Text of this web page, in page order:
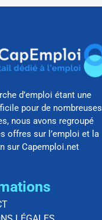
d’emploi étant une
pour de nombreuses
nous avons regroupé
offres sur l’emploi et la
sur Capemploi.net